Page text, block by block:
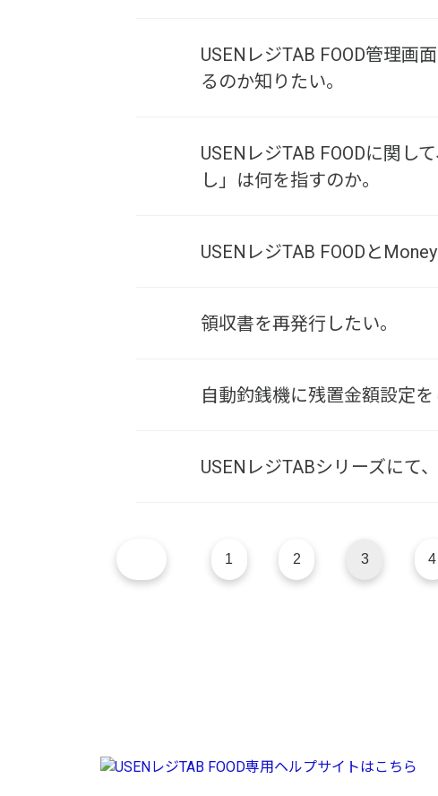
USENレジTAB FOOD管理画
るのか知りたい。
USENレジTAB FOODに関し
し」は何を指すのか。
USENレジTAB FOODと
領収書を再発行したい。
自動釣銭機に残置金額設定を
USENレジTABシリーズにて
1 2 3 4